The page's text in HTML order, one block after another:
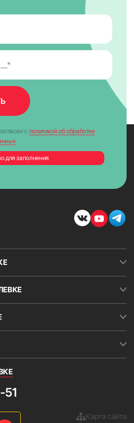
с политикой об обработке
для заполнения
51
Карта сайта